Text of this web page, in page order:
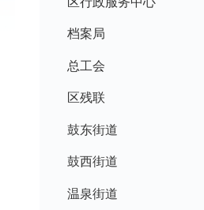
档案局
总工会
区残联
鼓东街道
鼓西街道
温泉街道